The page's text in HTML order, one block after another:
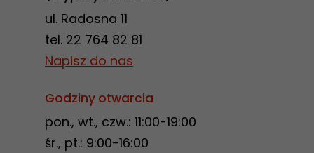
ul. Radosna 11
tel. 22 764 82 81
Napisz do nas
Godziny otwarcia
pon., wt., czw.: 11:00-19:00
śr., pt.: 9:00-16:00
poprawić